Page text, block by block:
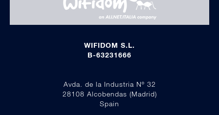
WIFIDOM S.L.
B-63231666
Avda. de la Industria Nº 32
28108 Alcobendas (Madrid)
Spain